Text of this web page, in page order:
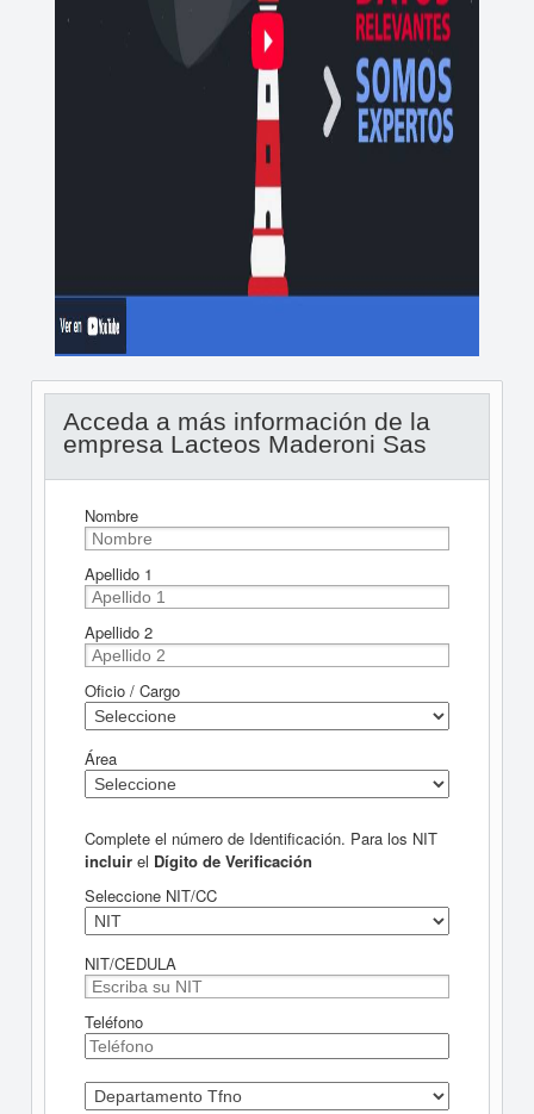
Acceda a más información de la
empresa Lacteos Maderoni Sas
Nombre
Apellido 1
Apellido 2
Oficio / Cargo
Área
Complete el número de Identificación. Para los NIT
incluirel Dígito de Verificación
Seleccione NIT/CC
NIT/CEDULA
Teléfono